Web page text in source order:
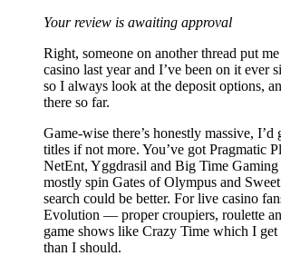
Your review is awaiting approval
Right, someone on another thread put
casino last year and I’ve been on it ever
so I always look at the deposit options,
there so far.
Game-wise there’s honestly massive, I’d
titles if not more. You’ve got Pragmatic
NetEnt, Yggdrasil and Big Time Gaming
mostly spin Gates of Olympus and
search could be better. For live casino
Evolution — proper croupiers, roulette
game shows like Crazy Time which I
than I should.